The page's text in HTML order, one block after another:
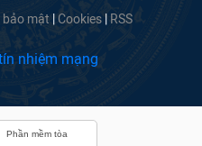
bảo mật Cookies RSS
Phần mềm tòa